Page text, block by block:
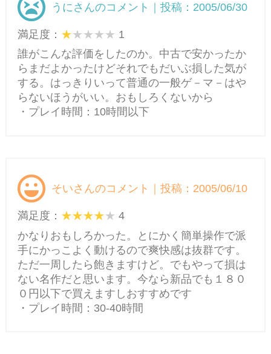
うにさんのコメント｜投稿：2005/06/30
満足度：
1
誰がこんな評価をしたのか。中古で安かったか
らまだよかったけどそれでもだいぶ損した気が
する。はっきりいって普通の一般ゲ－マ－はや
らないほうがいい。おもしろくないから
・プレイ時間：10時間以下
そいさんのコメント｜投稿：2005/06/10
満足度：
4
かなりおもしろかった。とにかく簡単操作で派
手にかっこよく動けるので爽快感は抜群です。
ただ一周したら飽きますけど。でもやって損は
ない名作だと思います。今なら新品でも１８０
０円以下で買えますしおすすめです
・プレイ時間：30-40時間